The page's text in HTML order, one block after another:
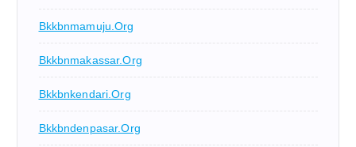
Bkkbnmamuju.org
Bkkbnmakassar.org
Bkkbnkendari.org
Bkkbndenpasar.org